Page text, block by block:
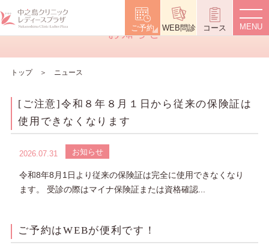
ご予約 WEB問診 コース
News
お知らせ
トップ ニュース
[ご注意]令和８年８月１日から従来の保険証は
使用できなくなります
2026.07.31 お知らせ
令和8年8月1日より従来の保険証は完全に使用できなくなり
ます。 受診の際はマイナ保険証または資格確認...
ご予約はWEBが便利です！